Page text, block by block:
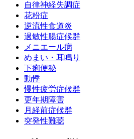
自律神経失調症
花粉症
逆流性食道炎
過敏性腸症候群
メニエール病
めまい・耳鳴り
下痢便秘
動悸
慢性疲労症候群
更年期障害
月経前症候群
突発性難聴